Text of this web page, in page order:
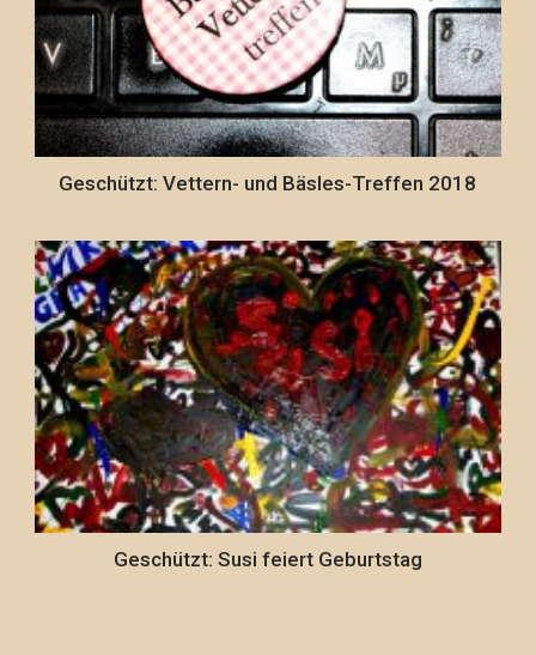
Geschützt: Vettern- und Bäsles-Treffen 2018
Geschützt: Susi feiert Geburtstag